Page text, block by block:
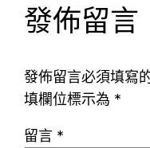
發佈留言
發佈留言必須填寫
填欄位標示為 *
留言 *